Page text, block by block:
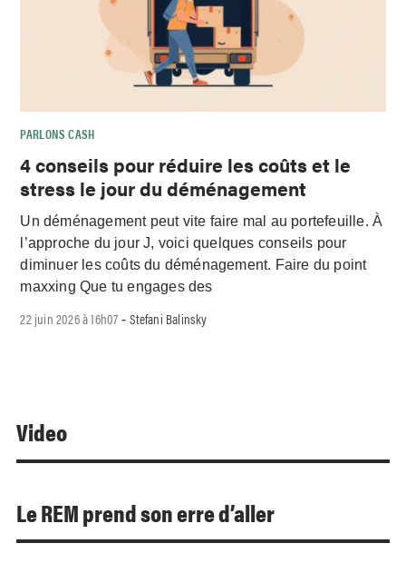
PARLONS CASH
4 conseils pour réduire les coûts et le
stress le jour du déménagement
Un déménagement peut vite faire mal au portefeuille. À
l’approche du jour J, voici quelques conseils pour
diminuer les coûts du déménagement. Faire du point
maxxing Que tu engages des
22 juin 2026 à 16h07 -Stefani Balinsky
Video
Le REM prend son erre d’aller